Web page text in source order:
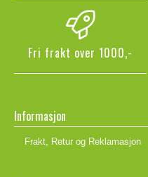
Fri frakt over 1000,-
Informasjon
Frakt, Retur og Reklamasjon